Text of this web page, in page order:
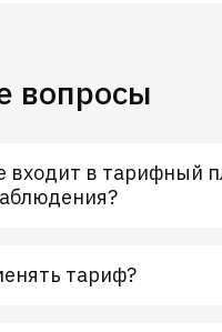
вопросы
входит в тарифный
тариф?